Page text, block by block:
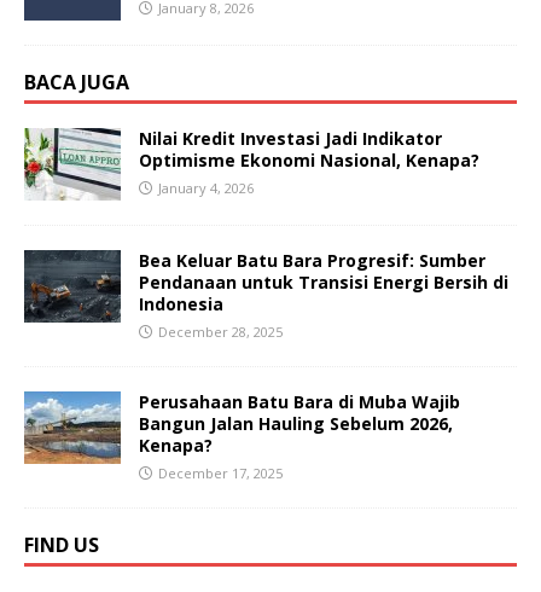
January 8, 2026
BACA JUGA
Nilai Kredit Investasi Jadi Indikator
Optimisme Ekonomi Nasional, Kenapa?
January 4, 2026
Bea Keluar Batu Bara Progresif: Sumber
Pendanaan untuk Transisi Energi Bersih di
Indonesia
December 28, 2025
Perusahaan Batu Bara di Muba Wajib
Bangun Jalan Hauling Sebelum 2026,
Kenapa?
December 17, 2025
FIND US